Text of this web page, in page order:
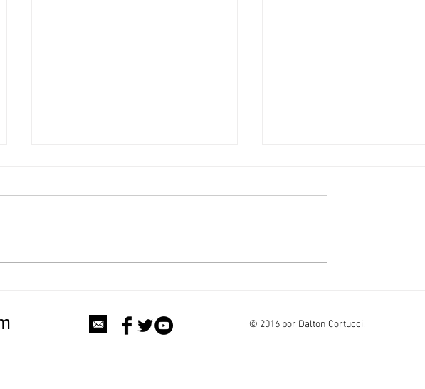
© 2016 por Dalton Cortucci.